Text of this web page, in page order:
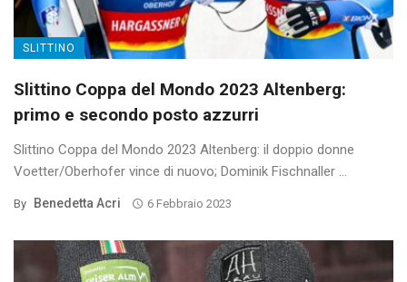
SLITTINO
Slittino Coppa del Mondo 2023 Altenberg:
primo e secondo posto azzurri
Slittino Coppa del Mondo 2023 Altenberg: il doppio donne
Voetter/Oberhofer vince di nuovo; Dominik Fischnaller ...
By Benedetta Acri 6 Febbraio 2023